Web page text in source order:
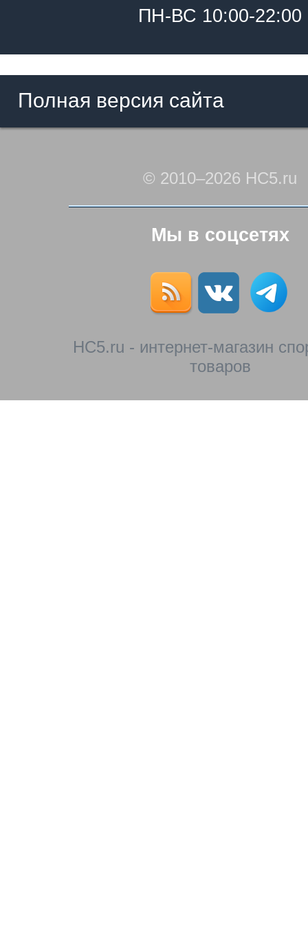
ПН-ВС 10:00-22:00
Полная версия сайта
© 2010–2026 HC5.ru
Мы в соцсетях
HC5.ru - интернет-магазин
товаров